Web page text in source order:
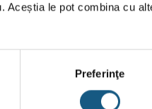
Aceștia le pot combina cu
Preferinţe